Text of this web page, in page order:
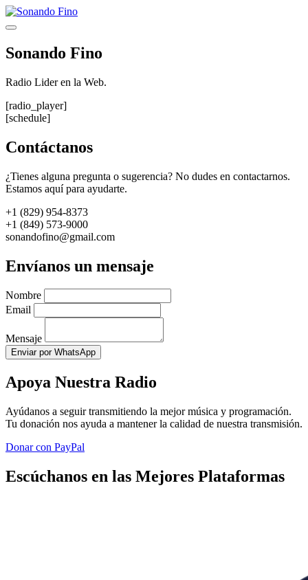
Saltar
al
Menú
Sonando Fino
Radio Lider en la Web.
[radio_player]
[schedule]
Contáctanos
¿Tienes alguna pregunta o sugerencia? No dudes en contactarnos.
Estamos aquí para ayudarte.
+1 (829) 954-8373
+1 (849) 573-9000
sonandofino@gmail.com
Envíanos un mensaje
Nombre
Email
Mensaje
Enviar por WhatsApp
Apoya Nuestra Radio
Ayúdanos a seguir transmitiendo la mejor música y programación.
Tu donación nos ayuda a mantener la calidad de nuestra transmisión.
Donar con PayPal
Escúchanos en las Mejores Plataformas